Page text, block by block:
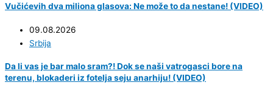
Vučićevih dva miliona glasova: Ne može to da nestane! (VIDEO)
09.08.2026
Srbija
Da li vas je bar malo sram?! Dok se naši vatrogasci bore na
terenu, blokaderi iz fotelja seju anarhiju! (VIDEO)